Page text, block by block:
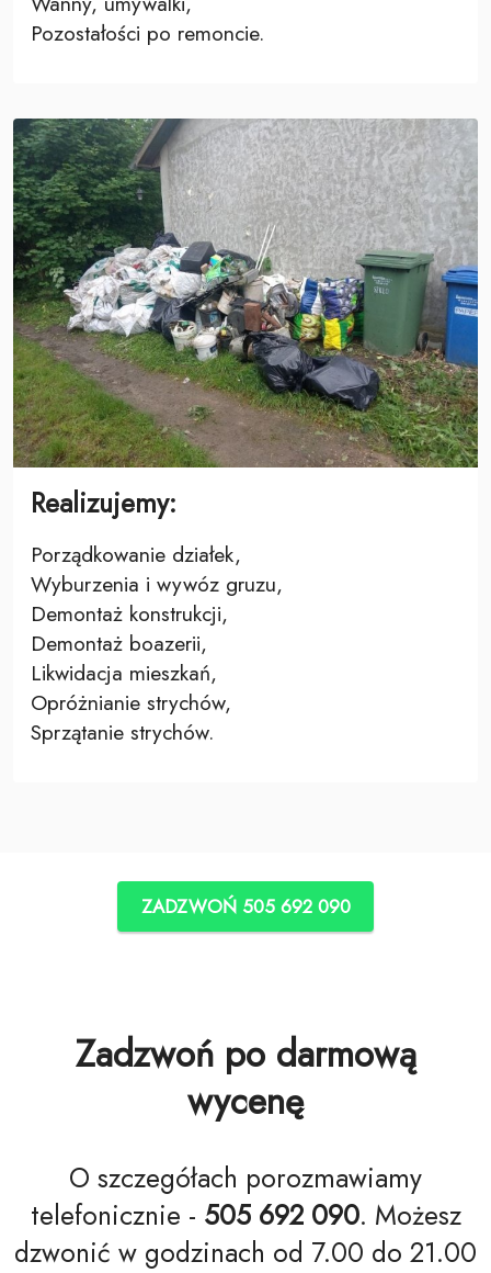
Pozostałości po remoncie.
Realizujemy:
Porządkowanie działek,
Wyburzenia i wywóz gruzu,
Demontaż konstrukcji,
Demontaż boazerii,
Likwidacja mieszkań,
Opróżnianie strychów,
Sprzątanie strychów.
ZADZWOŃ 505 692 090
Zadzwoń po darmową
wycenę
O szczegółach porozmawiamy
telefonicznie - 505 692 090. Możesz
dzwonić w godzinach od 7.00 do 21.00